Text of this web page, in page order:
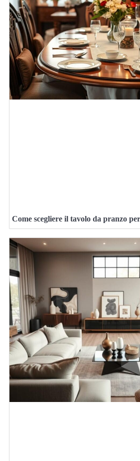
Come scegliere il tavolo da pranzo